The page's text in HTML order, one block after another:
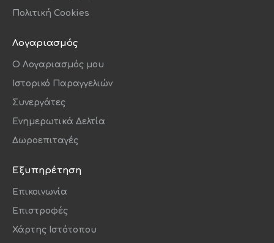
Πολιτική Cookies
Λογαριασμός
O Λογαριασμός μου
Ιστορικό Παραγγελιών
Συνεργάτες
Ενημερωτικά Δελτία
Δωροεπιταγές
Εξυπηρέτηση
Επικοινωνία
Επιστροφές
Χάρτης Ιστότοπου